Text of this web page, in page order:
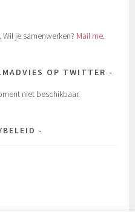
. Wil je samenwerken? Mail me.
OP TWITTER
niet beschikbaar.